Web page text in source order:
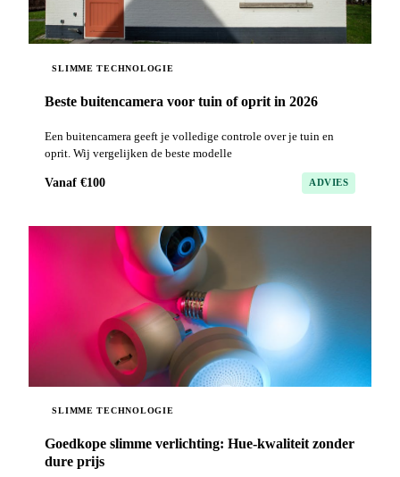
SLIMME TECHNOLOGIE
Beste buitencamera voor tuin of oprit in 2026
Een buitencamera geeft je volledige controle over je tuin en
oprit. Wij vergelijken de beste modelle
Vanaf €100 ADVIES
SLIMME TECHNOLOGIE
Goedkope slimme verlichting: Hue-kwaliteit zonder
dure prijs